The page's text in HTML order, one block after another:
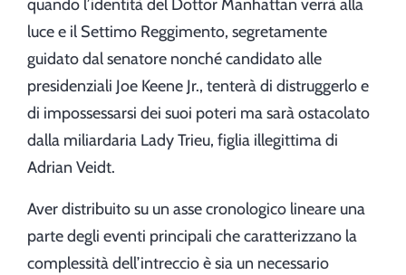
quando l’identità del Dottor Manhattan verrà alla
luce e il Settimo Reggimento, segretamente
guidato dal senatore nonché candidato alle
presidenziali Joe Keene Jr., tenterà di distruggerlo e
di impossessarsi dei suoi poteri ma sarà ostacolato
dalla miliardaria Lady Trieu, figlia illegittima di
Adrian Veidt.
Aver distribuito su un asse cronologico lineare una
parte degli eventi principali che caratterizzano la
complessità dell’intreccio è sia un necessario